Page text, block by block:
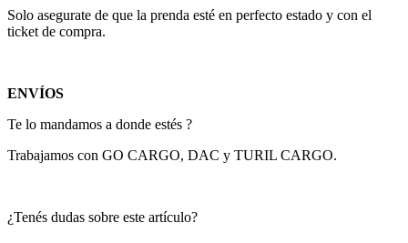
Solo asegurate de que la prenda esté en perfecto estado y con el
ticket de compra.
ENVÍOS
Te lo mandamos a donde estés ?
Trabajamos con GO CARGO, DAC y TURIL CARGO.
¿Tenés dudas sobre este artículo?